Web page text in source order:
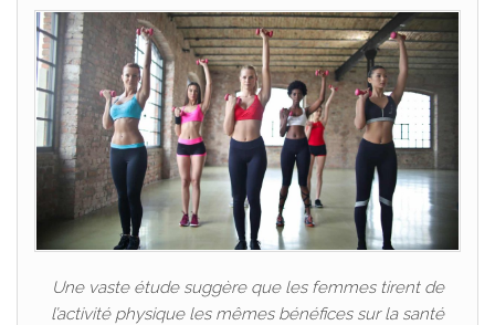
Une vaste étude suggère que les femmes tirent de
l’activité physique les mêmes bénéfices sur la santé